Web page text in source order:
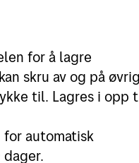
for å lagre
skru av og på
til. Lagres i opp
for automatisk